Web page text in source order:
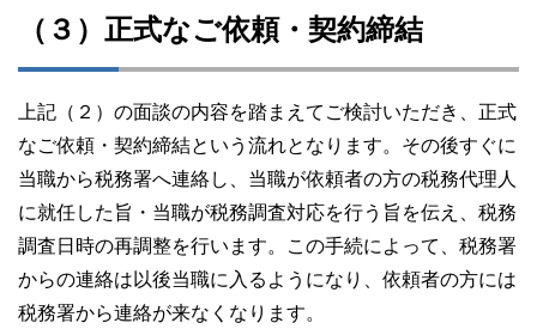
（３）正式なご依頼・契約締結
上記（２）の面談の内容を踏まえてご検討いただき、正式
なご依頼・契約締結という流れとなります。その後すぐに
当職から税務署へ連絡し、当職が依頼者の方の税務代理人
に就任した旨・当職が税務調査対応を行う旨を伝え、税務
調査日時の再調整を行います。この手続によって、税務署
からの連絡は以後当職に入るようになり、依頼者の方には
税務署から連絡が来なくなります。